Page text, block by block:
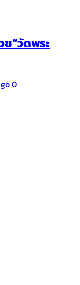
ช“วัดพระ
0